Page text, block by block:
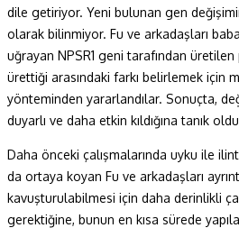
dile getiriyor. Yeni bulunan gen
olarak bilinmiyor. Fu ve arkadaşları
uğrayan NPSR1 geni tarafından
ürettiği arasındaki farkı belirlemek için
yönteminden yararlandılar. Sonuçta,
duyarlı ve daha etkin kıldığına tanık
Daha önceki çalışmalarında uyku ile
da ortaya koyan Fu ve arkadaşları
kavuşturulabilmesi için daha derinlikli
gerektiğine, bunun en kısa sürede